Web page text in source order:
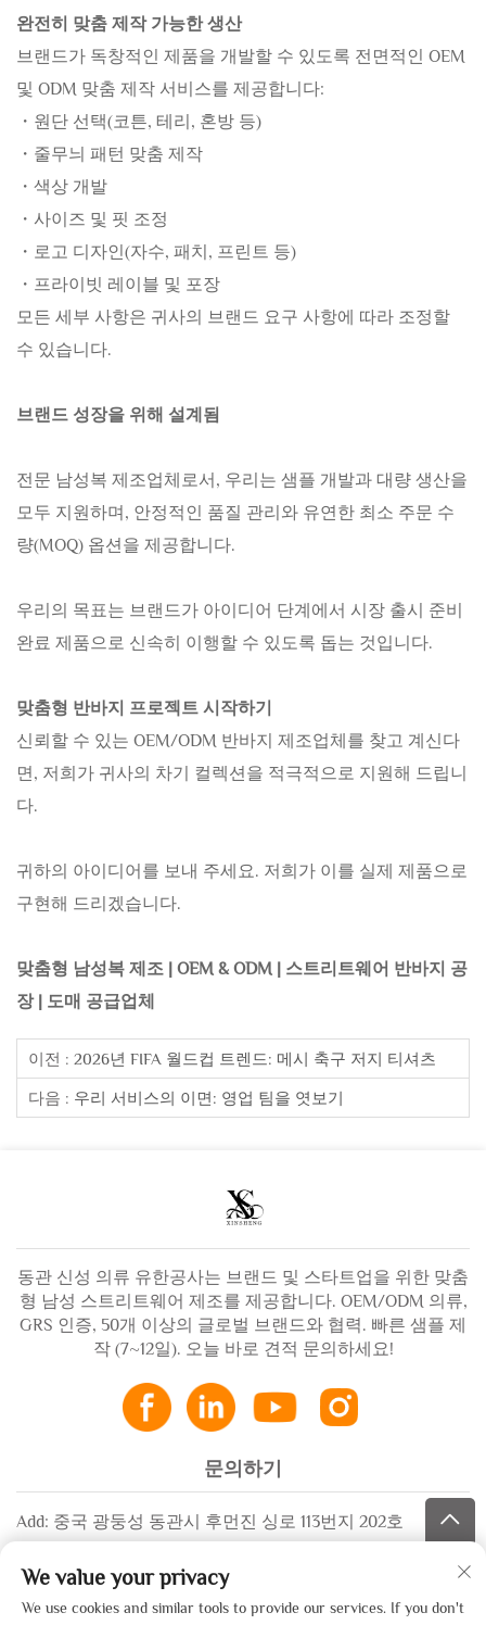
완전히 맞춤 제작 가능한 생산
브랜드가 독창적인 제품을 개발할 수 있도록 전면적인 OEM
및 ODM 맞춤 제작 서비스를 제공합니다:
・원단 선택(코튼, 테리, 혼방 등)
・줄무늬 패턴 맞춤 제작
・색상 개발
・사이즈 및 핏 조정
・로고 디자인(자수, 패치, 프린트 등)
・프라이빗 레이블 및 포장
모든 세부 사항은 귀사의 브랜드 요구 사항에 따라 조정할
수 있습니다.
브랜드 성장을 위해 설계됨
전문 남성복 제조업체로서, 우리는 샘플 개발과 대량 생산을
모두 지원하며, 안정적인 품질 관리와 유연한 최소 주문 수
량(MOQ) 옵션을 제공합니다.
우리의 목표는 브랜드가 아이디어 단계에서 시장 출시 준비
완료 제품으로 신속히 이행할 수 있도록 돕는 것입니다.
맞춤형 반바지 프로젝트 시작하기
신뢰할 수 있는 OEM/ODM 반바지 제조업체를 찾고 계신다
면, 저희가 귀사의 차기 컬렉션을 적극적으로 지원해 드립니
다.
귀하의 아이디어를 보내 주세요. 저희가 이를 실제 제품으로
구현해 드리겠습니다.
맞춤형 남성복 제조 | OEM & ODM | 스트리트웨어 반바지 공
장 | 도매 공급업체
이전 : 2026년 FIFA 월드컵 트렌드: 메시 축구 저지 티셔츠
다음 : 우리 서비스의 이면: 영업 팀을 엿보기
동관 신성 의류 유한공사는 브랜드 및 스타트업을 위한 맞춤
형 남성 스트리트웨어 제조를 제공합니다. OEM/ODM 의류,
GRS 인증, 50개 이상의 글로벌 브랜드와 협력. 빠른 샘플 제
작 (7~12일). 오늘 바로 견적 문의하세요!
문의하기
Add: 중국 광둥성 동관시 후먼진 싱로 113번지 202호
We value your privacy
We use cookies and similar tools to provide our services. If you don't